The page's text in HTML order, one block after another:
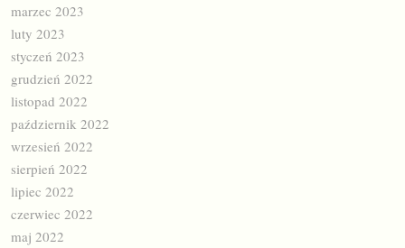
marzec 2023
luty 2023
styczeń 2023
grudzień 2022
listopad 2022
październik 2022
wrzesień 2022
sierpień 2022
lipiec 2022
czerwiec 2022
maj 2022